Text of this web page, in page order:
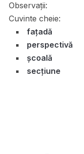
Observații:
Cuvinte cheie:
fațadă
perspectivă
școală
secțiune